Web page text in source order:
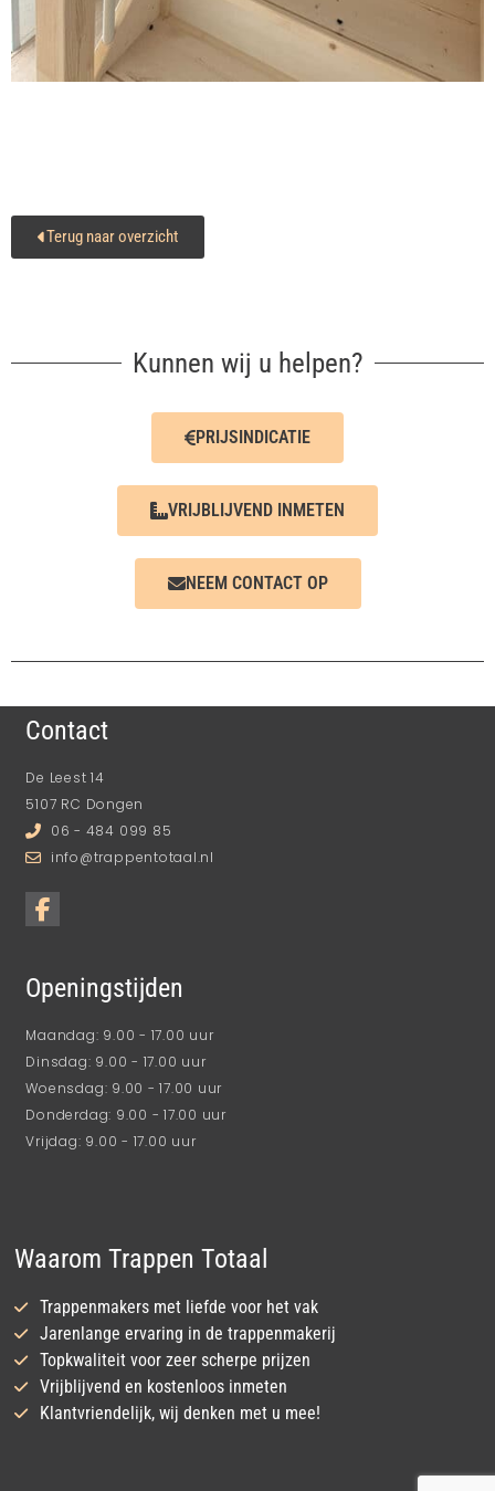
Terug naar overzicht
Kunnen wij u helpen?
PRIJSINDICATIE
VRIJBLIJVEND INMETEN
NEEM CONTACT OP
Contact
De Leest 14
5107 RC Dongen
06 - 484 099 85
info@trappentotaal.nl
Openingstijden
Maandag: 9.00 - 17.00 uur
Dinsdag: 9.00 - 17.00 uur
Woensdag: 9.00 - 17.00 uur
Donderdag: 9.00 - 17.00 uur
Vrijdag: 9.00 - 17.00 uur
Waarom Trappen Totaal
Trappenmakers met liefde voor het vak
Jarenlange ervaring in de trappenmakerij
Topkwaliteit voor zeer scherpe prijzen
Vrijblijvend en kostenloos inmeten
Klantvriendelijk, wij denken met u mee!